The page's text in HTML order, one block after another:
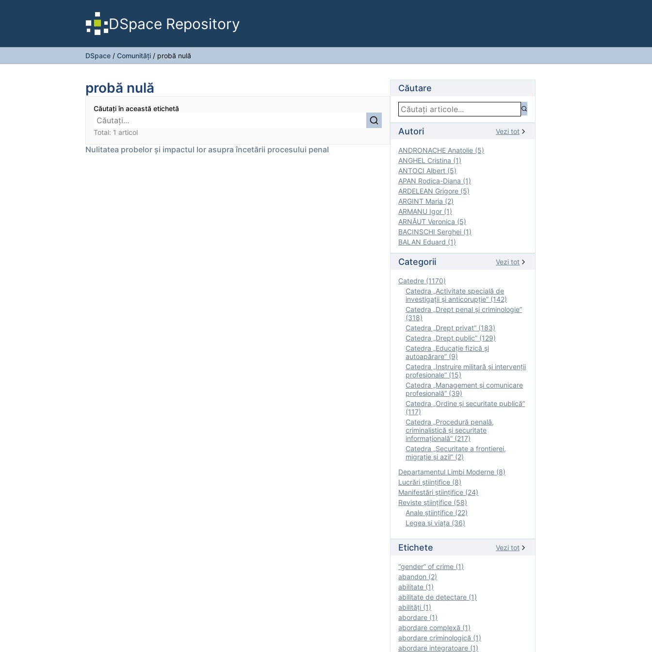
DSpace Repository
DSpace / Comunități / probă nulă
probă nulă
Căutați în această etichetă
Total: 1 articol
Nulitatea probelor și impactul lor asupra încetării procesului penal
Căutare
Autori Vezi tot
ANDRONACHE Anatolie (5)
ANGHEL Cristina (1)
ANTOCI Albert (5)
APAN Rodica-Diana (1)
ARDELEAN Grigore (5)
ARGINT Maria (2)
ARMANU Igor (1)
ARNĂUT Veronica (5)
BACINSCHI Serghei (1)
BALAN Eduard (1)
Categorii Vezi tot
Catedre (1170)
Catedra „Activitate specială de
investigaţii şi anticorupție” (142)
Catedra „Drept penal și criminologie”
(318)
Catedra „Drept privat” (183)
Catedra „Drept public” (129)
Catedra „Educație fizică şi
autoapărare” (9)
Catedra „Instruire militară şi intervenţii
profesionale” (15)
Catedra „Management și comunicare
profesională” (39)
Catedra „Ordine și securitate publică”
(117)
Catedra „Procedură penală,
criminalistică și securitate
informațională” (217)
Catedra „Securitate a frontierei,
migrație și azil” (2)
Departamentul Limbi Moderne (8)
Lucrări științifice (8)
Manifestări ştiinţifice (24)
Reviste ştiinţifice (58)
Anale ştiinţifice (22)
Legea şi viaţa (36)
Etichete Vezi tot
“gender” of crime (1)
abandon (2)
abilitate (1)
abilitate de detectare (1)
abilităţi (1)
abordare (1)
abordare complexă (1)
abordare criminologică (1)
abordare integratoare (1)